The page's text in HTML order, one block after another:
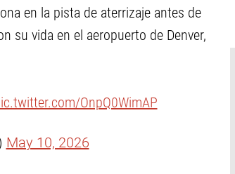
en la pista de aterrizaje antes de
su vida en el aeropuerto de Denver,
OnpQ0WimAP
May 10, 2026